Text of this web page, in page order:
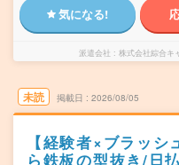
気になる!
派遣会社 株式会社綜合キ
未読 掲載日 2026/08/05
【経験者×ブラッ
ら鉄板の型抜き/日